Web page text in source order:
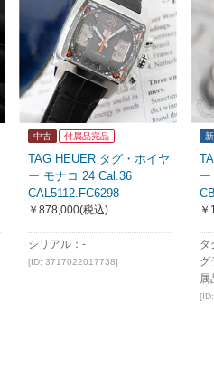
中古 付属品完品
TAG HEUER タグ・ホイヤ
ー モナコ 24 Cal.36
CAL5112.FC6298
￥878,000(税込)
シリアル：-
[ID: 3717022017738]
タ
グ
属